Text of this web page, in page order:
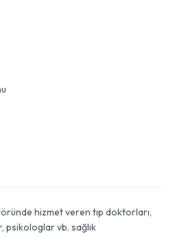
hizmet veren tıp doktorları,
psikologlar vb. sağlık